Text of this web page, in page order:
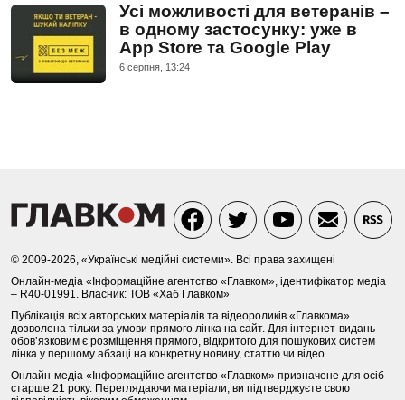
Усі можливості для ветеранів –
в одному застосунку: уже в
App Store та Google Play
6 серпня, 13:24
© 2009-2026, «Українські медійні системи». Всі права захищені
Онлайн-медіа «Інформаційне агентство «Главком», ідентифікатор медіа
– R40-01991. Власник: ТОВ «Хаб Главком»
Публікація всіх авторських матеріалів та відеороликів «Главкома»
дозволена тільки за умови прямого лінка на сайт. Для інтернет-видань
обов’язковим є розміщення прямого, відкритого для пошукових систем
лінка у першому абзаці на конкретну новину, статтю чи відео.
Онлайн-медіа «Інформаційне агентство «Главком» призначене для осіб
старше 21 року. Переглядаючи матеріали, ви підтверджуєте свою